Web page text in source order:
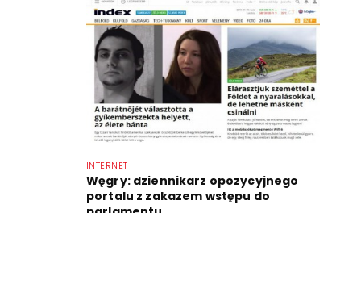
INTERNET
Węgry: dziennikarz opozycyjnego
portalu z zakazem wstępu do
parlamentu